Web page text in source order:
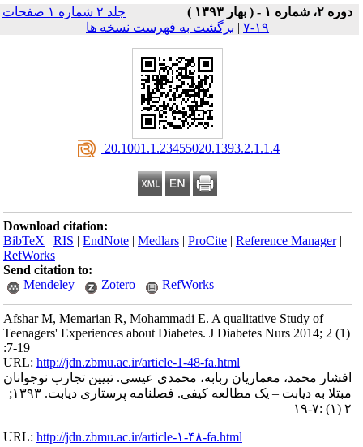
دوره ۲، شماره ۱ - ( بهار ۱۳۹۳ )
جلد ۲ شماره ۱ صفحات
۱۹-۷
| برگشت به فهرست نسخه ها
‎ 20.1001.1.23455020.1393.2.1.1.4
Download citation:
BibTeX |RIS |EndNote |Medlars |ProCite |Reference Manager
RefWorks
Send citation to:
Mendeley
Zotero RefWorks
Afshar M, Memarian R, Mohammadi E. A qualitative Study of
Teenagers' Experiences about Diabetes. J Diabetes Nurs 2014; 2 (1)
:7-19
URL:http://jdn.zbmu.ac.ir/article-1-48-fa.html
افشار محمد، معماریان ربابه، محمدی عیسی. تبیین تجارب نوجوانان
مبتلا به دیابت – یک مطالعه کیفی. فصلنامه پرستاری دیابت. ۱۳۹۳;
URL:http://jdn.zbmu.ac.ir/article-۱-۴۸-fa.html